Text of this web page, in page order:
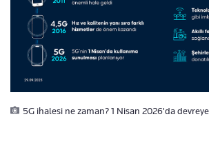
5G ihalesi ne zaman? 1 Nisan 2026'da